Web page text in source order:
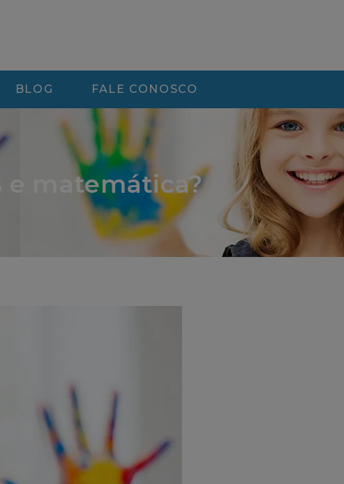
BLOG FALE CONOSCO
e matemática?